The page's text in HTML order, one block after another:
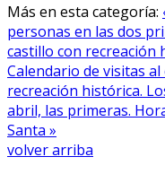
Más en esta categoría:
personas en las dos
castillo con recreación
Calendario de visitas
recreación histórica.
abril, las primeras.
Santa »
volver arriba